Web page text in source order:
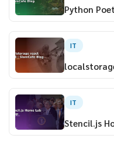
Python
IT
IT
Stencil.js